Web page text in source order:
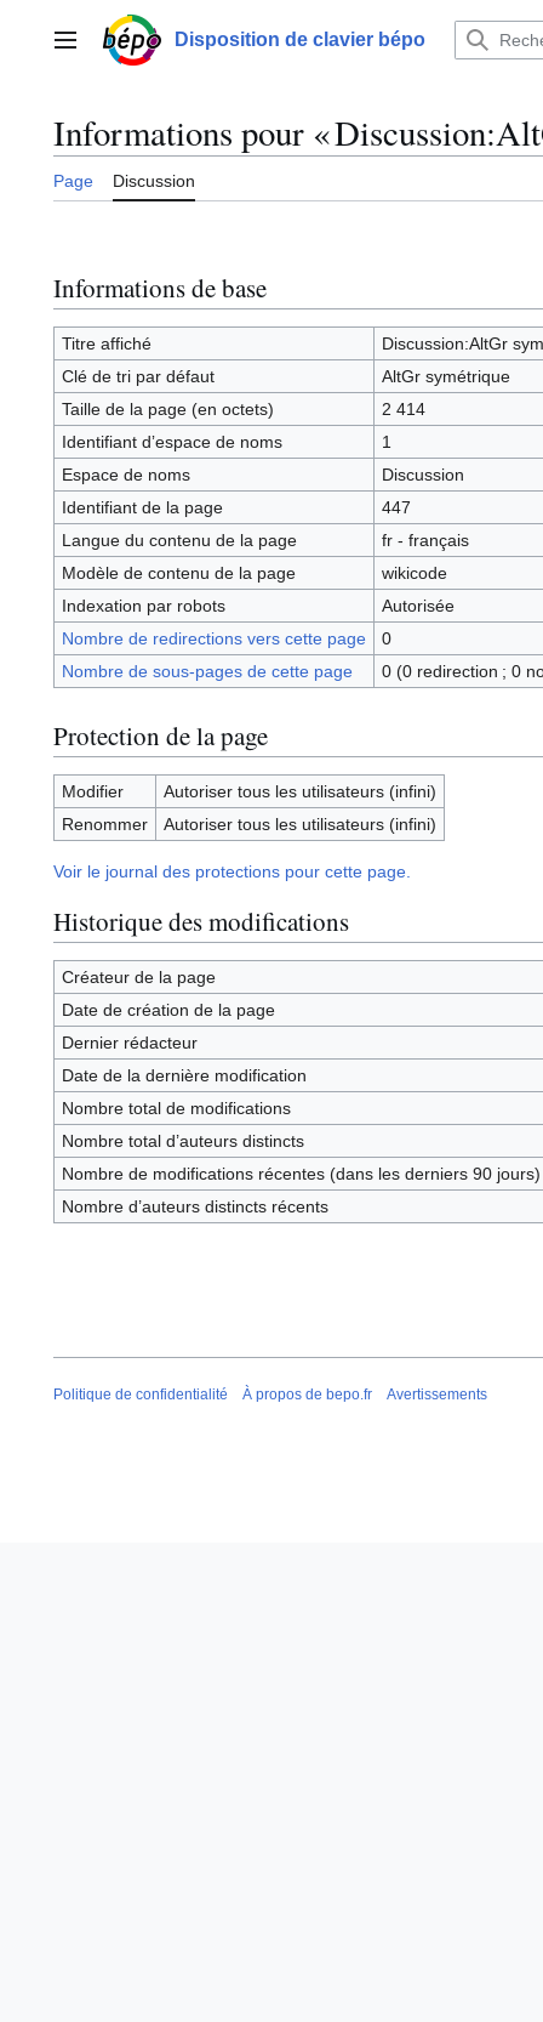
contenuMenu principalDisposition de clavier bépo
Informations pour «
Page Discussion
Informations de base
Titre affiché
Discussion:AltGr
Clé de tri par défaut
AltGr symétrique
Taille de la page (en octets)
2 414
Identifiant dʼespace de noms
1
Espace de noms
Discussion
Identifiant de la page
447
Langue du contenu de la page
fr - français
Modèle de contenu de la page
wikicode
Indexation par robots
Autorisée
Nombre de redirections vers cette page
0
Nombre de sous-pages de cette page
0 (0 redirection ; 0
Protection de la page
Modifier
Autoriser tous les utilisateurs (infini)
Renommer
Autoriser tous les utilisateurs (infini)
Voir le journal des protections pour cette page.
Historique des modifications
Créateur de la page
Date de création de la page
Dernier rédacteur
Date de la dernière modification
Nombre total de modifications
Nombre total d’auteurs distincts
Nombre de modifications récentes (dans les derniers 90 jours)
Nombre d’auteurs distincts récents
Politique de confidentialité À propos de bepo.fr Avertissements